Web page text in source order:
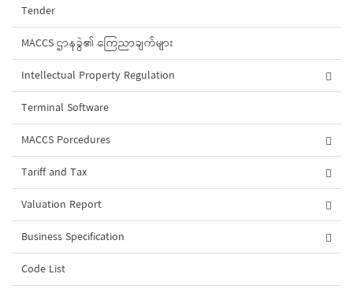
Tender
MACCS ဌာနခွဲ၏ ကြေညာချက်များ
Intellectual Property Regulation
Terminal Software
MACCS Porcedures
Tariff and Tax
Valuation Report
Business Specification
Code List